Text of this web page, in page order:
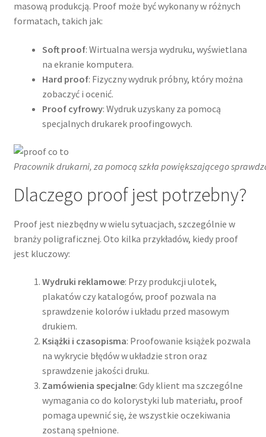
masową produkcją. Proof może być wykonany w różnych
formatach, takich jak:
Soft proof: Wirtualna wersja wydruku, wyświetlana
na ekranie komputera.
Hard proof: Fizyczny wydruk próbny, który można
zobaczyć i ocenić.
Proof cyfrowy: Wydruk uzyskany za pomocą
specjalnych drukarek proofingowych.
Pracownik drukarni, za pomocą szkła powiększającego
Dlaczego proof jest potrzebny?
Proof jest niezbędny w wielu sytuacjach, szczególnie w
branży poligraficznej. Oto kilka przykładów, kiedy proof
jest kluczowy:
Wydruki reklamowe: Przy produkcji ulotek,
plakatów czy katalogów, proof pozwala na
sprawdzenie kolorów i układu przed masowym
drukiem.
Książki i czasopisma: Proofowanie książek pozwala
na wykrycie błędów w układzie stron oraz
sprawdzenie jakości druku.
Zamówienia specjalne: Gdy klient ma szczególne
wymagania co do kolorystyki lub materiału, proof
pomaga upewnić się, że wszystkie oczekiwania
zostaną spełnione.